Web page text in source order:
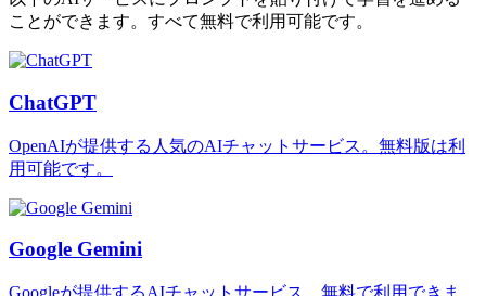
ことができます。すべて無料で利用可能です。
ChatGPT
OpenAIが提供する人気のAIチャットサービス。無料版は利
用可能です。
Google Gemini